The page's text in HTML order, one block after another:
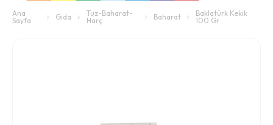
Ana
Sayfa
Gıda
Tuz-Baharat-
Harç
Baharat
Baklatürk Kekik
100 Gr